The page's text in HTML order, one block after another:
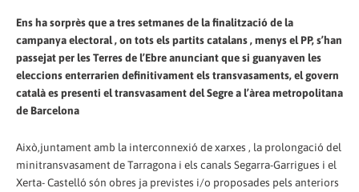
Ens ha sorprès que a tres setmanes de la finalització de la
campanya electoral , on tots els partits catalans , menys el PP, s’han
passejat per les Terres de l’Ebre anunciant que si guanyaven les
eleccions enterrarien definitivament els transvasaments, el govern
català es presenti el transvasament del Segre a l’àrea metropolitana
de Barcelona
Això,juntament amb la interconnexió de xarxes , la prolongació del
minitransvasament de Tarragona i els canals Segarra-Garrigues i el
Xerta- Castelló són obres ja previstes i/o proposades pels anteriors